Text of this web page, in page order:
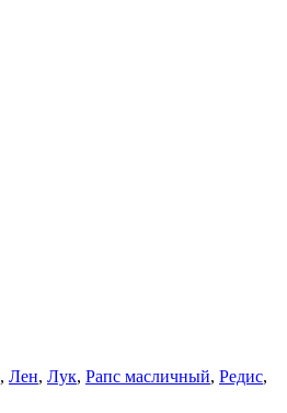
, Лен, Лук, Рапс масличный, Редис,